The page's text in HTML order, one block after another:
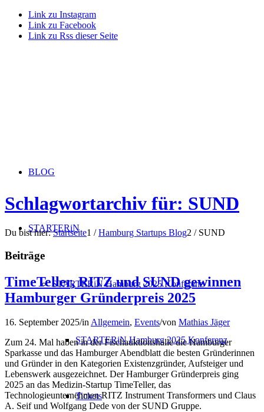
Link zu Instagram
Link zu Facebook
Link zu Rss dieser Seite
BLOG
STARTERiN
STARTERiN Hamburg 2025 Konferenz
STARTERiN Hamburg 2025 Konferenz
Tickets
Schlagwortarchiv für: SUND
Du bist hier: Startseite1 / Hamburg Startups Blog2 / SUND
Beiträge
TimeTeller, RITZ und SUND gewinnen
Hamburger Gründerpreis 2025
16. September 2025/inAllgemein, Events/von Mathias Jäger
Zum 24. Mal haben in der Fischauktionshalle die Hamburger
Sparkasse und das Hamburger Abendblatt die besten Gründerinnen
und Gründer in den Kategorien Existenzgründer, Aufsteiger und
Lebenswerk ausgezeichnet. Der Hamburger Gründerpreis ging
2025 an das Medizin-Startup TimeTeller, das
Technologieunternehmen RITZ Instrument Transformers und Claus
A. Seif und Wolfgang Dede von der SUND Gruppe.